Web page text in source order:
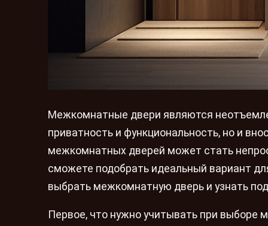
Межкомнатные двери являются
приватность и функциональность, но и
межкомнатных дверей может стать
сможете подобрать идеальный вариант
выбрать межкомнатную дверь и узнать
Первое, что нужно учитывать при